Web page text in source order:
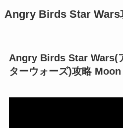
Angry Birds Star Wars
Angry Birds Star Wars(
ターウォーズ)攻略